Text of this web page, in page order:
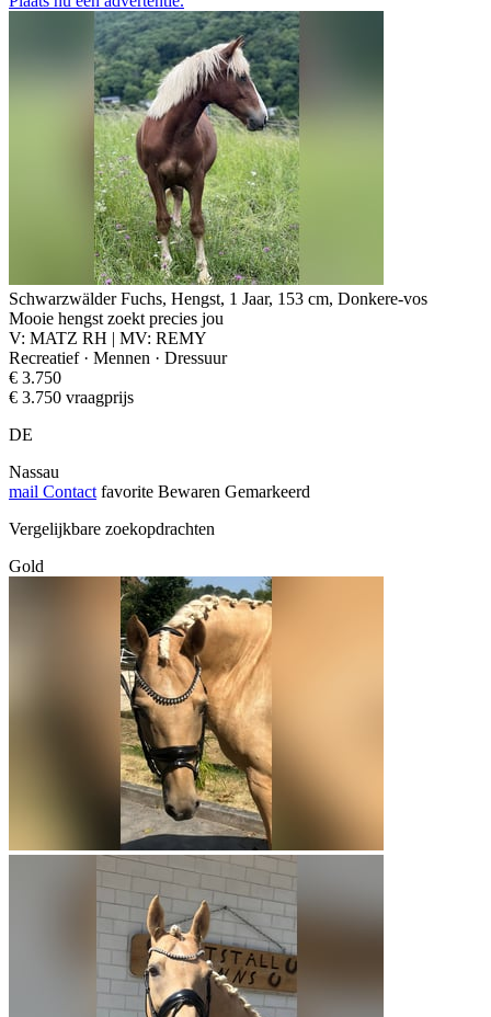
Schwarzwälder Fuchs, Hengst, 1 Jaar, 153 cm, Donkere-vos
Mooie hengst zoekt precies jou
V: MATZ RH | MV: REMY
Recreatief · Mennen · Dressuur
€ 3.750
€ 3.750 vraagprijs
DE
Nassau
mail Contact favorite Bewaren Gemarkeerd
Vergelijkbare zoekopdrachten
Gold